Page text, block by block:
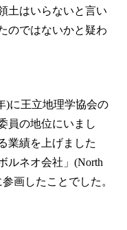
土はいらないと言い
のではないかと疑わ
)に王立地理学協会の
員の地位にいまし
業績を上げました
ルネオ会社」(North
参画したことでした。